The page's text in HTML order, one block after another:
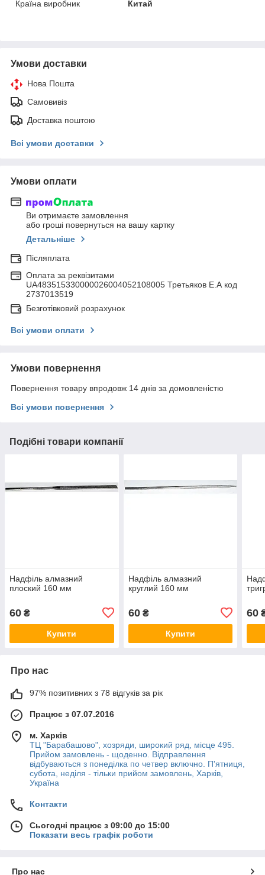
Країна виробник
Китай
Умови доставки
Нова Пошта
Самовивіз
Доставка поштою
Всі умови доставки
Умови оплати
Ви отримаєте замовлення
або гроші повернуться на вашу картку
Детальніше
Післяплата
Оплата за реквізитами
UA483515330000026004052108005 Третьяков Е.А код
2737013519
Безготівковий розрахунок
Всі умови оплати
Умови повернення
Повернення товару впродовж 14 днів за домовленістю
Всі умови повернення
Подібні товари компанії
Надфіль алмазний
плоский 160 мм
60 ₴
Купити
Надфіль алмазний
круглий 160 мм
60₴
Купити
60
Про нас
97% позитивних з 78 відгуків за рік
Працює з 07.07.2016
м. Харків
ТЦ "Барабашово", хозряди, широкий ряд, місце 495.
Прийом замовлень - щоденно. Відправлення
відбуваються з понеділка по четвер включно. П'ятниця,
субота, неділя - тільки прийом замовлень, Харків,
Україна
Контакти
Сьогодні працює з 09:00 до 15:00
Показати весь графік роботи
Про нас